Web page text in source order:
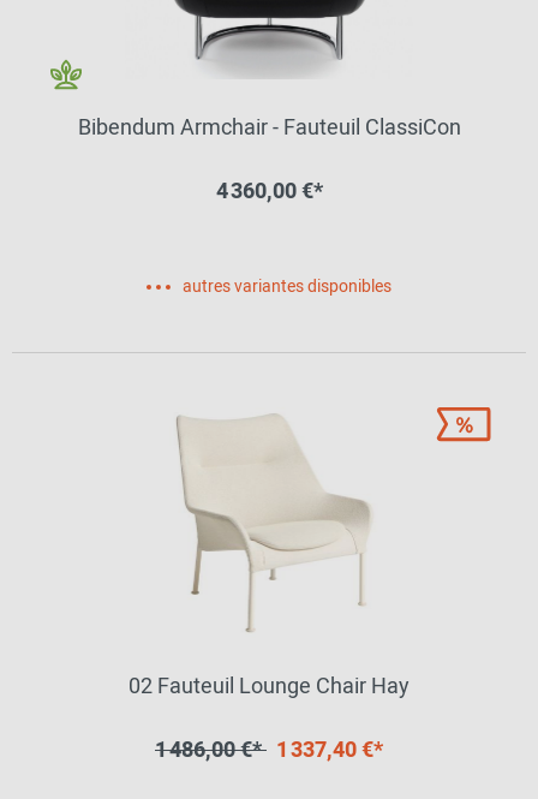
Bibendum Armchair - Fauteuil ClassiCon
4 360,00 €*
autres variantes disponibles
02 Fauteuil Lounge Chair Hay
1 486,00 €* 1 337,40 €*